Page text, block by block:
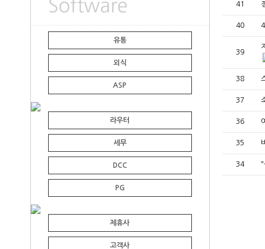
유통
외식
ASP
라우터
세무
DCC
PG
제휴사
고객사
41
40
39
38
37
36
35
34 "